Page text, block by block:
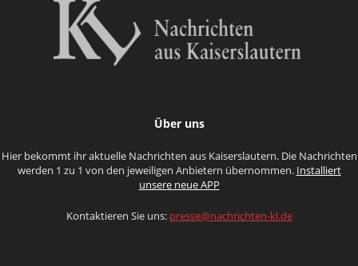
Über uns
Hier bekommt ihr aktuelle Nachrichten aus Kaiserslautern. Die Nachrichten
werden 1 zu 1 von den jeweiligen Anbietern übernommen. Installiert
unsere neue APP
Kontaktieren Sie uns: presse@nachrichten-kl.de